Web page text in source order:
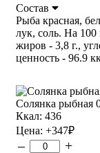
Состав
Рыба красная,
лук, соль. На 100
жиров - 3,8 г.,
ценность - 96.9
Солянка рыбная
Ккал: 436
Цена: +347₽
– +